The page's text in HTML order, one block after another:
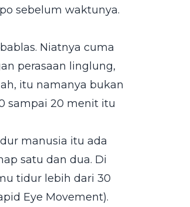
sebelum waktunya.
Niatnya cuma
perasaan linglung,
itu namanya bukan
sampai 20 menit itu
manusia itu ada
satu dan dua. Di
tidur lebih dari 30
Eye Movement).